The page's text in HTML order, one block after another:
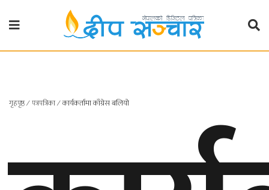
गृहपृष्ठ
प्रदेश
१
गृहपृष्ठ∕पत्रपत्रिका∕कार्यकर्तामा काँग्रेस बलियो